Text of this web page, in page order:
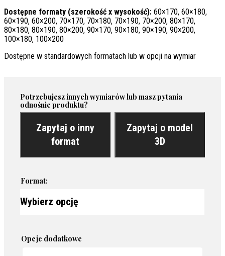
Dostępne formaty (szerokość x wysokość): 60×170, 60×180,
60×190, 60×200, 70×170, 70×180, 70×190, 70×200, 80×170,
80×180, 80×190, 80×200, 90×170, 90×180, 90×190, 90×200,
100×180, 100×200
Dostępne w standardowych formatach lub w opcji na wymiar
Potrzebujesz innych wymiarów lub masz pytania
odnośnie produktu?
Zapytaj o inny
format
Zapytaj o model
3D
Format:
Opcje dodatkowe